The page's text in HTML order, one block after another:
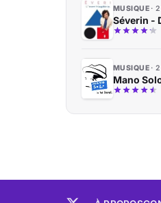
MUSIQUE
Séverin -
MUSIQUE
Mano